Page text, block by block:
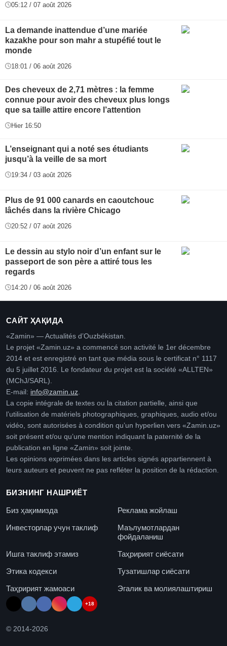
05:12 / 07 août 2026
La demande inattendue d’une mariée
kazakhe pour son mahr a stupéfié tout le
monde
18:01 / 06 août 2026
Des cheveux de 2,71 mètres : la femme
connue pour avoir des cheveux plus longs
que sa taille attire encore l’attention
Hier 16:50
L’enseignant qui a noté ses étudiants
jusqu’à la veille de sa mort
19:34 / 03 août 2026
Plus de 91 000 canards en caoutchouc
lâchés dans la rivière Chicago
20:52 / 07 août 2026
Le dessin au stylo noir d’un enfant sur le
passeport de son père a attiré tous les
regards
14:20 / 06 août 2026
САЙТ ҲАҚИДА
«Zamin» — Actualités d’Ouzbékistan.
Le projet «Zamin.uz» a commencé son activité le 1er décembre
2014 et est enregistré en tant que média sous le certificat n° 1117
du 5 juillet 2016. Le fondateur du projet est la société «ALLTEN»
(MChJ/SARL).
E-mail: info@zamin.uz
La copie intégrale de textes ou la citation partielle, ainsi que
l’utilisation de matériels photographiques, graphiques, audio et/ou
vidéo, sont autorisées à condition qu’un hyperlien vers «Zamin.uz»
soit présent et/ou qu’une mention indiquant la paternité de la
publication en ligne «Zamin» soit jointe.
Les opinions exprimées dans les articles signés appartiennent à
leurs auteurs et peuvent ne pas refléter la position de la rédaction.
БИЗНИНГ НАШРИЁТ
Биз ҳақимизда
Реклама жойлаш
Инвесторлар учун таклиф
Маълумотлардан
фойдаланиш
Ишга таклиф этамиз
Таҳририят сиёсати
Этика кодекси
Тузатишлар сиёсати
Таҳририят жамоаси
Эгалик ва молиялаштириш
+18
© 2014-2026